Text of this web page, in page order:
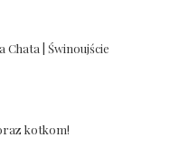
Chata | Świnoujście
kotkom!